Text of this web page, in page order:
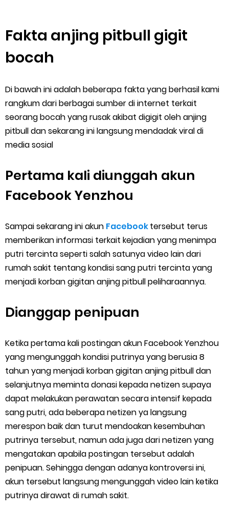
Fakta anjing pitbull gigit
bocah
Di bawah ini adalah beberapa fakta yang berhasil kami
rangkum dari berbagai sumber di internet terkait
seorang bocah yang rusak akibat digigit oleh anjing
pitbull dan sekarang ini langsung mendadak viral di
media sosial
Pertama kali diunggah akun
Facebook Yenzhou
Sampai sekarang ini akun Facebooktersebut terus
memberikan informasi terkait kejadian yang menimpa
putri tercinta seperti salah satunya video lain dari
rumah sakit tentang kondisi sang putri tercinta yang
menjadi korban gigitan anjing pitbull peliharaannya.
Dianggap penipuan
Ketika pertama kali postingan akun Facebook Yenzhou
yang mengunggah kondisi putrinya yang berusia 8
tahun yang menjadi korban gigitan anjing pitbull dan
selanjutnya meminta donasi kepada netizen supaya
dapat melakukan perawatan secara intensif kepada
sang putri, ada beberapa netizen ya langsung
merespon baik dan turut mendoakan kesembuhan
putrinya tersebut, namun ada juga dari netizen yang
mengatakan apabila postingan tersebut adalah
penipuan. Sehingga dengan adanya kontroversi ini,
akun tersebut langsung mengunggah video lain ketika
putrinya dirawat di rumah sakit.